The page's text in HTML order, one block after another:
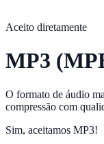
Aceito diretamente
MP3
O formato de áudio
compressão com
Sim, aceitamos MP3!